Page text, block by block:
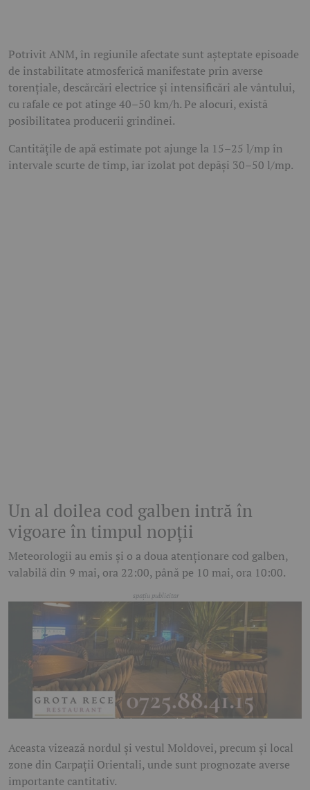
Potrivit ANM, în regiunile afectate sunt așteptate episoade
de instabilitate atmosferică manifestate prin averse
torențiale, descărcări electrice și intensificări ale vântului,
cu rafale ce pot atinge 40–50 km/h. Pe alocuri, există
posibilitatea producerii grindinei.
Cantitățile de apă estimate pot ajunge la 15–25 l/mp în
intervale scurte de timp, iar izolat pot depăși 30–50 l/mp.
Un al doilea cod galben intră în
vigoare în timpul nopții
Meteorologii au emis și o a doua atenționare cod galben,
valabilă din 9 mai, ora 22:00, până pe 10 mai, ora 10:00.
Aceasta vizează nordul și vestul Moldovei, precum și local
zone din Carpații Orientali, unde sunt prognozate averse
importante cantitativ.